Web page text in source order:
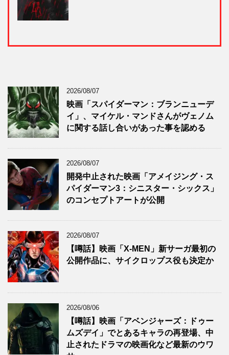
2026/08/07
映画「スパイダーマン：ブランニューデ
イ」、マイケル・マンドさんがヴェノム
に関する話し合いがあった事を認める
2026/08/07
開発中止された映画「アメイジング・ス
パイダーマン3：シニスター・シックス」
のコンセプトアートが公開
2026/08/07
【噂話】映画「X-MEN」新サーガ最初の
公開作品に、サイクロップス役も決定か
2026/08/06
【噂話】映画「アベンジャーズ：ドゥー
ムズデイ」でとあるキャラの再登場、中
止されたドラマの映画化など最新のウワ